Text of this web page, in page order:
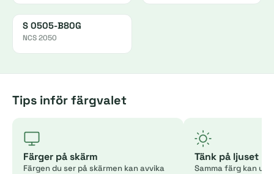
S 0505-B80G
NCS 2050
Tips inför färgvalet
Färger på skärm
Färgen du ser på skärmen kan avvika
Tänk på ljuset
Samma färg kan